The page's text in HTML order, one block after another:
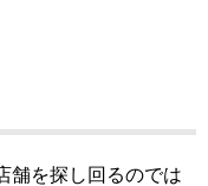
舗を探し回るのでは